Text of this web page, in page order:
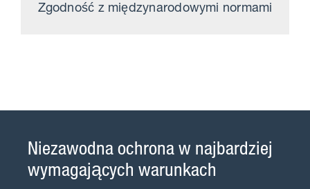
Zgodność z międzynarodowymi normami
Niezawodna ochrona w najbardziej
wymagających warunkach